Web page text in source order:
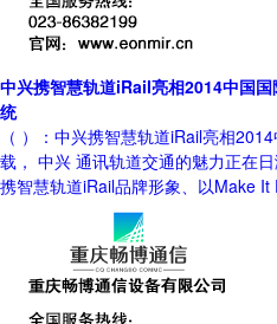
中兴携智慧轨道iRail亮相2014中国
统
（ ）：中兴携智慧轨道iRail亮相
载， 中兴 通讯轨道交通的魅力正在
携智慧轨道iRail品牌形象、以Make It